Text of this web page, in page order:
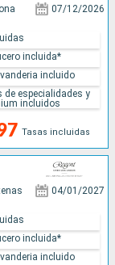
07/12/2026
Tasas incluidas
incluida*
incluido
de especialidades y
incluidos
04/01/2027
incluida*
incluido